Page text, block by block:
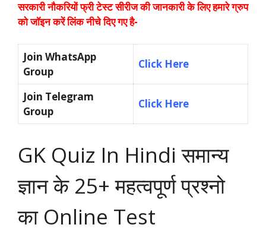
सरकारी नौकरियों फ्री टेस्ट सीरीज की जानकारी के लिए हमारे ग्रुप
को जॉइन करें लिंक नीचे दिए गए है-
Join WhatsApp
Group
Click Here
Join Telegram
Group
Click Here
GK Quiz In Hindi समान्य
ज्ञान के 25+ महत्वपूर्ण प्रश्नो
का Online Test